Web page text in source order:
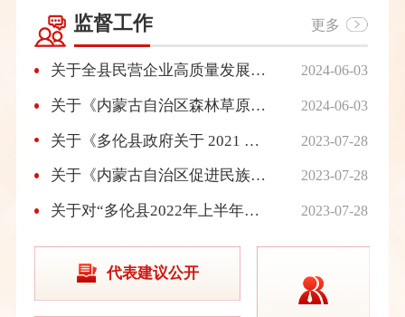
监督工作 更多
关于全县民营企业高质量发展情况调研报告 2024-06-03
关于《内蒙古自治区森林草原防火条例》执法检查情况的报告 2024-06-03
关于《多伦县政府关于 2021 年度国有自然 资源资产管理情况报告》的审议意见 2023-07-28
关于《内蒙古自治区促进民族团结进步条例》执法检查情况的报告 2023-07-28
关于对“多伦县2022年上半年国民经济 和社会发展计划执行情况、2021年财政决算和2022年上半年财政预算执行情况、2021年本级财政预算和其他财政收支审计情况的报告” 的审议意见 2023-07-28
代表建议公开